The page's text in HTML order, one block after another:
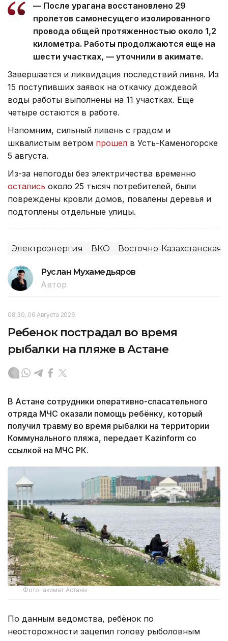
— После урагана восстановлено 29
пролетов самонесущего изолированного
провода общей протяженностью около 1,2
километра. Работы продолжаются еще на
шести участках, — уточнили в акимате.
Завершается и ликвидация последствий ливня. Из
15 поступивших заявок на откачку дождевой
воды работы выполнены на 11 участках. Еще
четыре остаются в работе.
Напомним, сильный ливень с градом и
шквалистым ветром прошел в Усть-Каменогорске
5 августа.
Из-за непогоды без электричества временно
остались около 25 тысяч потребителей, были
повреждены кровли домов, повалены деревья и
подтоплены отдельные улицы.
Электроэнергия ВКО Восточно-Казахстанская
Руслан Мухамедьяров
Автор
08:30, 06 Августа 2026
Ребенок пострадал во время
рыбалки на пляже в Астане
В Астане сотрудники оперативно-спасательного
отряда МЧС оказали помощь ребёнку, который
получил травму во время рыбалки на территории
Коммунального пляжа, передает Kazinform со
ссылкой на МЧС РК.
Фото: акимат Астаны
По данным ведомства, ребёнок по
неосторожности зацепил голову рыболовным